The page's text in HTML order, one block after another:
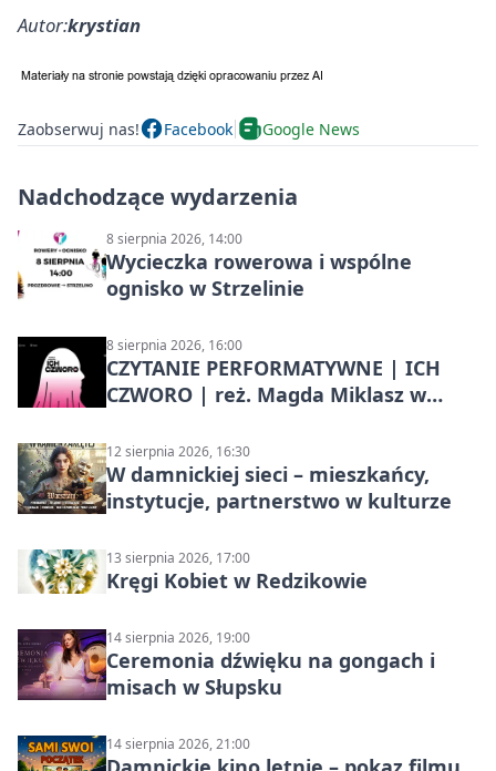
Autor:krystian
Zaobserwuj nas! Facebook Google News
Nadchodzące wydarzenia
8 sierpnia 2026, 14:00
Wycieczka rowerowa i wspólne
ognisko w Strzelinie
8 sierpnia 2026, 16:00
CZYTANIE PERFORMATYWNE | ICH
CZWORO | reż. Magda Miklasz w
12 sierpnia 2026, 16:30
W damnickiej sieci – mieszkańcy,
instytucje, partnerstwo w kulturze
13 sierpnia 2026, 17:00
Kręgi Kobiet w Redzikowie
14 sierpnia 2026, 19:00
Ceremonia dźwięku na gongach i
misach w Słupsku
14 sierpnia 2026, 21:00